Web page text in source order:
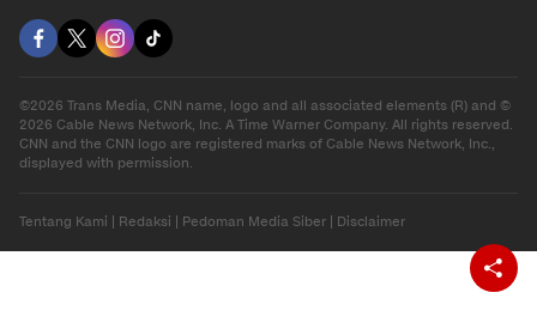
©2026 Trans Media, CNN name, logo and all associated elements (R) and ©
2026 Cable News Network, Inc. A Time Warner Company. All rights reserved.
CNN and the CNN logo are registered marks of Cable News Network, Inc.,
displayed with permission.
Tentang Kami Redaksi Pedoman Media Siber Disclaimer